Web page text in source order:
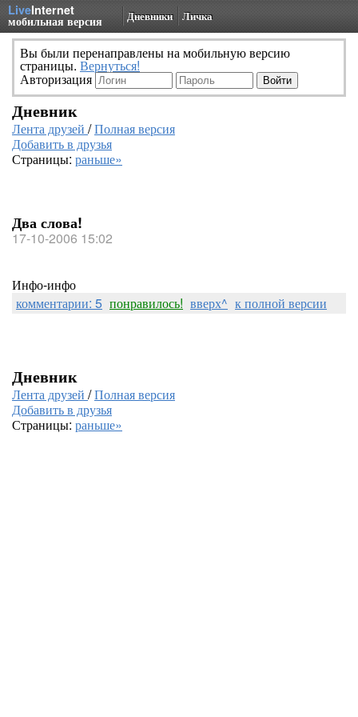
LiveInternet
мобильная версия Дневники Личка
Вы были перенаправлены на мобильную версию
страницы. Вернуться!
Авторизация
Дневник
Лента друзей /Полная версия
Добавить в друзья
Страницы: раньше»
Два слова!
17-10-2006 15:02
Инфо-инфо
комментарии: 5 понравилось! вверх^ к полной версии
Дневник
Лента друзей /Полная версия
Добавить в друзья
Страницы: раньше»